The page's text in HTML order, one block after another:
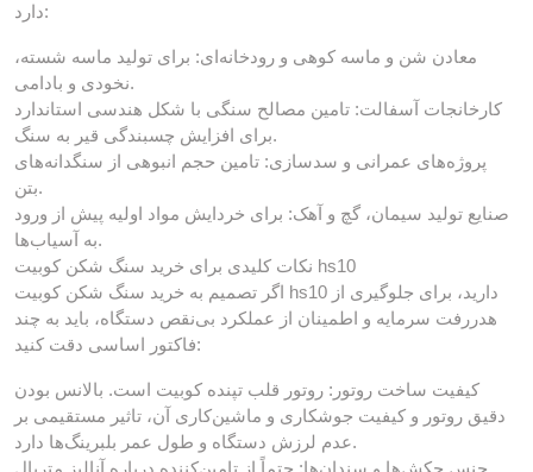
دارد:
معادن شن و ماسه کوهی و رودخانه‌ای: برای تولید ماسه شسته،
نخودی و بادامی.
کارخانجات آسفالت: تامین مصالح سنگی با شکل هندسی استاندارد
برای افزایش چسبندگی قیر به سنگ.
پروژه‌های عمرانی و سدسازی: تامین حجم انبوهی از سنگدانه‌های
بتن.
صنایع تولید سیمان، گچ و آهک: برای خردایش مواد اولیه پیش از ورود
به آسیاب‌ها.
نکات کلیدی برای خرید سنگ شکن کوبیت hs10
اگر تصمیم به خرید سنگ شکن کوبیت hs10 دارید، برای جلوگیری از
هدررفت سرمایه و اطمینان از عملکرد بی‌نقص دستگاه، باید به چند
فاکتور اساسی دقت کنید:
کیفیت ساخت روتور: روتور قلب تپنده کوبیت است. بالانس بودن
دقیق روتور و کیفیت جوشکاری و ماشین‌کاری آن، تاثیر مستقیمی بر
عدم لرزش دستگاه و طول عمر بلبرینگ‌ها دارد.
جنس چکش‌ها و سندان‌ها: حتماً از تامین‌کننده درباره آنالیز متریال